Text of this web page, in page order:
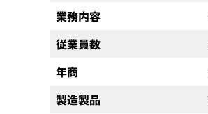
業務内容
従業員数
年商
製造製品